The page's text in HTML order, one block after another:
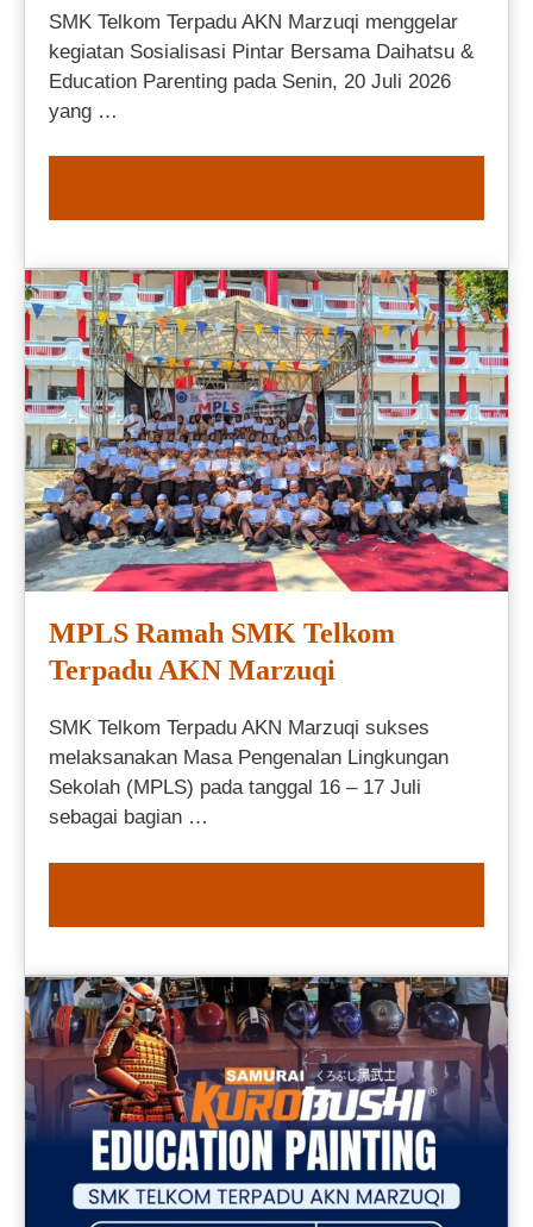
SMK Telkom Terpadu AKN Marzuqi menggelar
kegiatan Sosialisasi Pintar Bersama Daihatsu &
Education Parenting pada Senin, 20 Juli 2026
yang …
MPLS Ramah SMK Telkom
Terpadu AKN Marzuqi
SMK Telkom Terpadu AKN Marzuqi sukses
melaksanakan Masa Pengenalan Lingkungan
Sekolah (MPLS) pada tanggal 16 – 17 Juli
sebagai bagian …